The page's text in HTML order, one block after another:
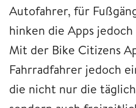
Autofahrer, für
hinken die Apps
Mit der Bike Citizens
Fahrradfahrer jedoch
die nicht nur die